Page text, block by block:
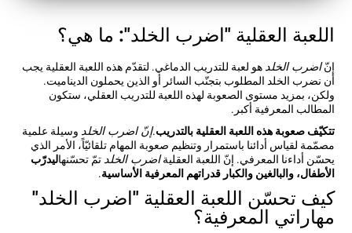
اللعبة العقلية "اضرب الخلد": ما هي؟
إنّاضرب الخلد هو لعبة للتدريب الدماغي. لتقدّم هذه اللعبة العقلية يجب
أن نضرب الخلد المطلوب بتجنّب السائر أو الذين يحملون الديناميت.
ولكن، بمزيد مستوى الصعوبة لهذه اللعبة للتدريب العقلي، ستكون
المطالب المعرفية أكبر.
تتكيّف صعوبة هذه اللعبة العقلية بالتدريب.إنّ اضرب الخلد وسيلة علمية
مصمّمة لقياس أدائنا باستمرار وتنظيم صعوبة المهام تلقائيّاً، الأمر الذي
يحسّن أداءنا المعرفي. إنّ اللعبة العقليةاضرب الخلد تمّ تحسّنهاليدرّب
الأطفال، والبالغين والكبار قدراتهم المعرفية الأساسية.
كيف تحسّن اللعبة العقلية "اضرب الخلد"
مهاراتي المعرفية؟